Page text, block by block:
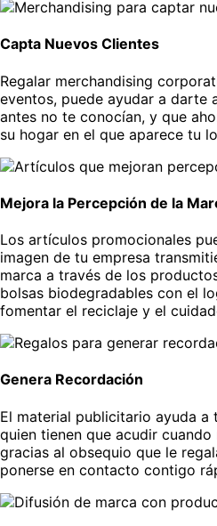
Capta Nuevos Clientes
Regalar merchandising
eventos, puede ayudar a darte
antes no te conocían, y que
su hogar en el que aparece tu
Mejora la Percepción de la
Los artículos promocionales
imagen de tu empresa
marca a través de los
bolsas biodegradables con el
fomentar el reciclaje y el
Genera Recordación
El material publicitario ayuda a
quien tienen que acudir
gracias al obsequio que le
ponerse en contacto contigo